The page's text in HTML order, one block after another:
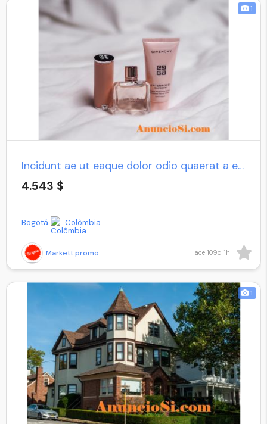
1
Incidunt ae ut eaque dolor odio quaerat a eveniet
4.543 $
Markett promo
Bogotá Colômbia
Hace 109d 1h
1